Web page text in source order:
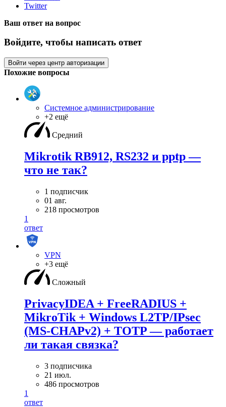
Twitter
Ваш ответ на вопрос
Войдите, чтобы написать ответ
Войти через центр авторизации
Похожие вопросы
Системное администрирование
+2 ещё
Средний
Mikrotik RB912, RS232 и pptp —
что не так?
1 подписчик
01 авг.
218 просмотров
1
ответ
VPN
+3 ещё
Сложный
PrivacyIDEA + FreeRADIUS +
MikroTik + Windows L2TP/IPsec
(MS-CHAPv2) + TOTP — работает
ли такая связка?
3 подписчика
21 июл.
486 просмотров
1
ответ